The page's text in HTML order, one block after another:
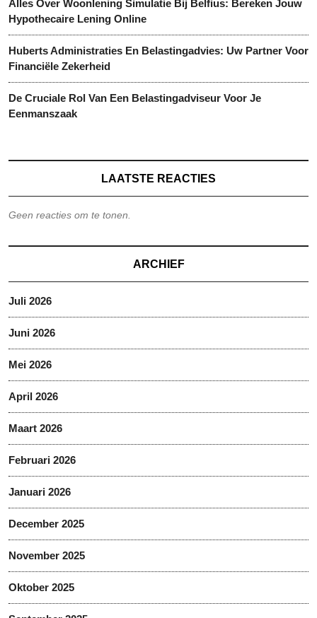
Alles Over Woonlening Simulatie Bij Belfius: Bereken Jouw
Hypothecaire Lening Online
Huberts Administraties En Belastingadvies: Uw Partner Voor
Financiële Zekerheid
De Cruciale Rol Van Een Belastingadviseur Voor Je
Eenmanszaak
LAATSTE REACTIES
Geen reacties om te tonen.
ARCHIEF
Juli 2026
Juni 2026
Mei 2026
April 2026
Maart 2026
Februari 2026
Januari 2026
December 2025
November 2025
Oktober 2025